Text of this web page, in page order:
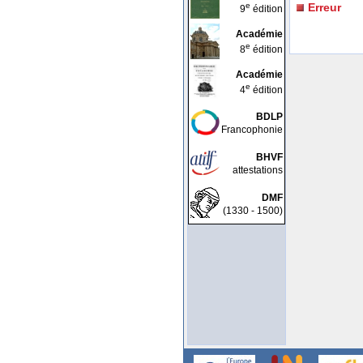
9e édition
Académie
8e édition
Académie
4e édition
BDLP
Francophonie
BHVF
attestations
DMF
(1330 - 1500)
Erreur